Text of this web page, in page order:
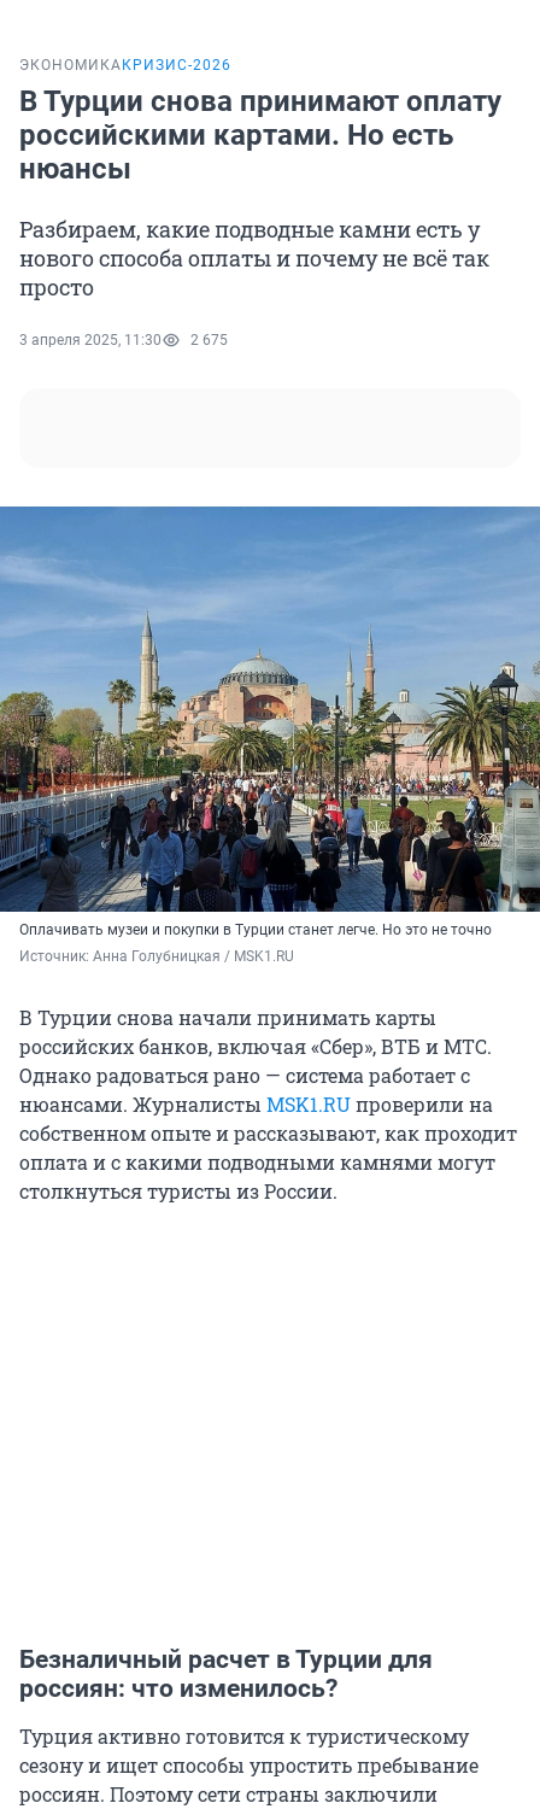
ЭКОНОМИКА КРИЗИС-2026
В Турции снова принимают оплату
российскими картами. Но есть
нюансы
Разбираем, какие подводные камни есть у
нового способа оплаты и почему не всё так
просто
3 апреля 2025, 11:30 2 675
Оплачивать музеи и покупки в Турции станет легче. Но это не точно
Источник: Анна Голубницкая / MSK1.RU
В Турции снова начали принимать карты
российских банков, включая «Сбер», ВТБ и МТС.
Однако радоваться рано — система работает с
нюансами. Журналисты MSK1.RUпроверили на
собственном опыте и рассказывают, как проходит
оплата и с какими подводными камнями могут
столкнуться туристы из России.
Безналичный расчет в Турции для
россиян: что изменилось?
Турция активно готовится к туристическому
сезону и ищет способы упростить пребывание
россиян. Поэтому сети страны заключили